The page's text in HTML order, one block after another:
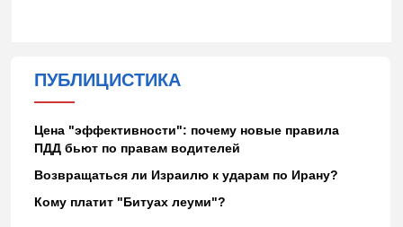
ПУБЛИЦИСТИКА
Цена "эффективности": почему новые правила
ПДД бьют по правам водителей
Возвращаться ли Израилю к ударам по Ирану?
Кому платит "Битуах леуми"?